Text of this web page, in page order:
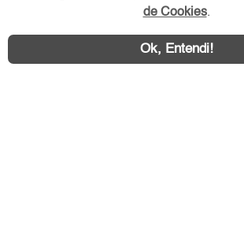
de Cookies.
Ok, Entendi!